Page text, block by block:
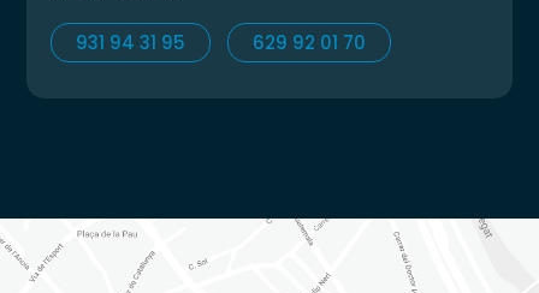
931 94 31 95 629 92 01 70